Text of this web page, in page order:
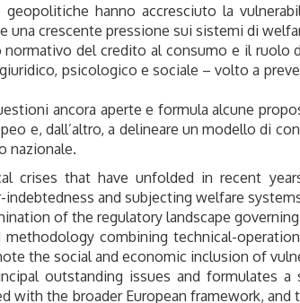
hanno accresciuto la
una crescente pressione sui sistemi di
del credito al consumo e il ruolo
psicologico e sociale – volto a
ancora aperte e formula alcune
e, dall’altro, a delineare un modello di
nazionale.
crises that have unfolded in recent
and subjecting welfare
of the regulatory landscape
combining technical-
the social and economic inclusion of
outstanding issues and formulates
with the broader European framework,